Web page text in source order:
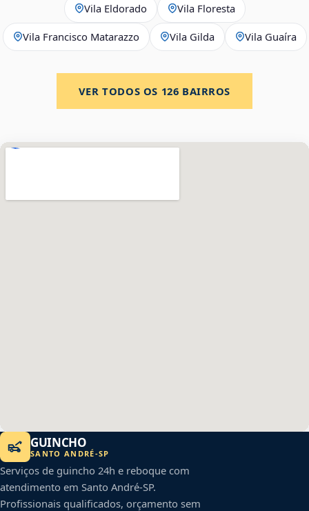
Vila Eldorado Vila Floresta
Vila Francisco Matarazzo Vila Gilda Vila Guaíra
VER TODOS OS 126 BAIRROS
GUINCHO
SANTO ANDRÉ-SP
Serviços de guincho 24h e reboque com
atendimento em Santo André-SP.
Profissionais qualificados, orçamento sem